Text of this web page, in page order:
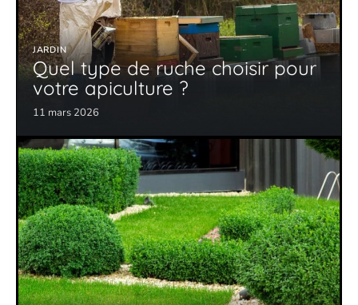
JARDIN
Quel type de ruche choisir pour
votre apiculture ?
11 mars 2026